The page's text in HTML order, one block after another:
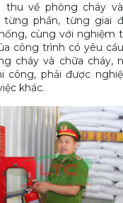
thu về phòng cháy
phần, từng giai
cùng với nghiệm
công trình có yêu
cháy và chữa cháy,
công, phải được
khác.